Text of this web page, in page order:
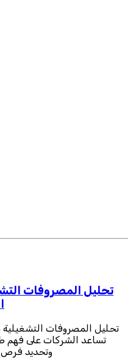
معتمد
تحليل المصروفات
تحليل المصروفات التشغيلية
تساعد الشركات على فهم
وتحديد فرص